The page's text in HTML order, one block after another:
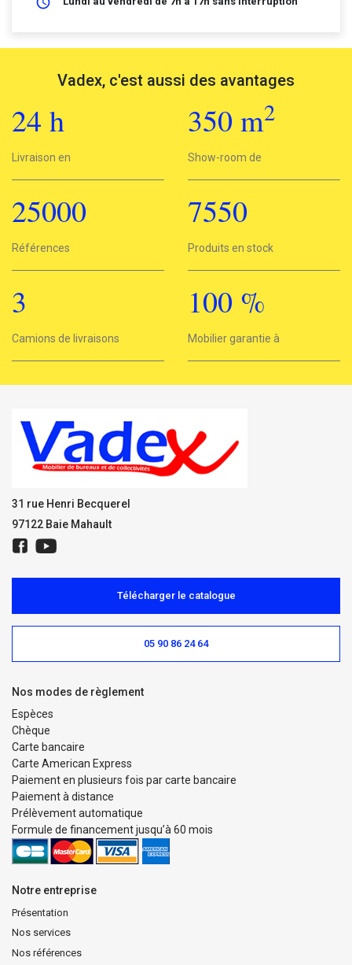
Vadex, c'est aussi des avantages
24 h
Livraison en
350 m2
Show-room de
25000
25000
Références
7550
7550
Produits en stock
3
3
Camions de livraisons
100 %
Mobilier garantie à
31 rue Henri Becquerel
97122 Baie Mahault
Notre entreprise
Présentation
Nos services
Nos références
Télécharger le catalogue
05 90 86 24 64
Nos modes de règlement
Espèces
Chèque
Carte bancaire
Carte American Express
Paiement en plusieurs fois par carte bancaire
Paiement à distance
Prélèvement automatique
Formule de financement jusqu’à 60 mois